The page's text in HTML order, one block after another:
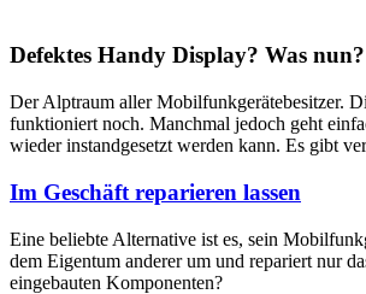
Defektes Handy Display? Was nun?
Der Alptraum aller Mobilfunkgerätebesitzer.
funktioniert noch. Manchmal jedoch geht
wieder instandgesetzt werden kann. Es gibt
Im Geschäft reparieren lassen
Eine beliebte Alternative ist es, sein
dem Eigentum anderer um und repariert nur
eingebauten Komponenten?